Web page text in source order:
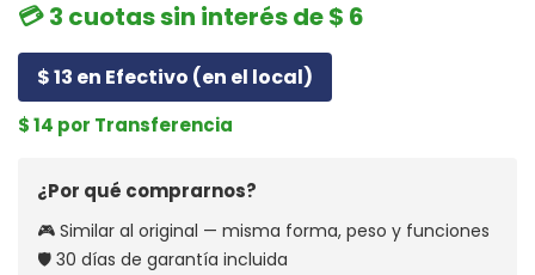
💳 3 cuotas sin interés de $ 6
$ 13 en Efectivo (en el local)
$ 14 por Transferencia
¿Por qué comprarnos?
🎮 Similar al original — misma forma, peso y funciones
🛡️ 30 días de garantía incluida